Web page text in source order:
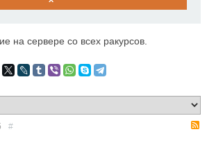
на сервере со всех ракурсов.
#